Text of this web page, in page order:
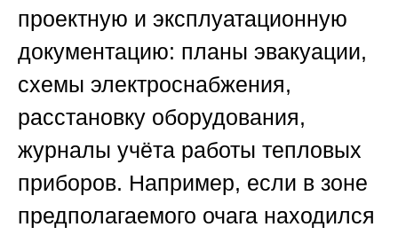
проектную и эксплуатационную
документацию: планы эвакуации,
схемы электроснабжения,
расстановку оборудования,
журналы учёта работы тепловых
приборов. Например, если в зоне
предполагаемого очага находился